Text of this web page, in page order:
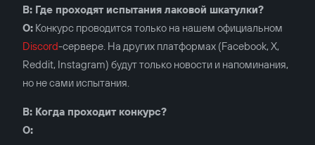
В: Где проходят испытания лаковой шкатулки?
О: Конкурс проводится только на нашем официальном
Discord-сервере. На других платформах (Facebook, X,
Reddit, Instagram) будут только новости и напоминания,
но не сами испытания.
В: Когда проходит конкурс?
О: